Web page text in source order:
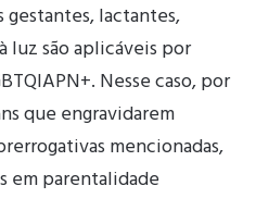
gestantes, lactantes,
luz são aplicáveis por
Nesse caso, por
que engravidarem
mencionadas,
em parentalidade